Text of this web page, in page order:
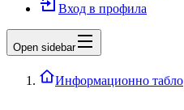
Вход в профила
Open sidebar
Информационно табло